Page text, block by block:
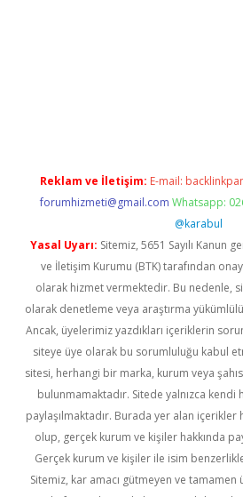
Reklam ve İletişim: E-mail:
forumhizmeti@gmail.com Whatsapp:
@karabul
Yasal Uyarı: Sitemiz, 5651 Sayılı Kanun
ve İletişim Kurumu (BTK) tarafından
olarak hizmet vermektedir. Bu nedenle,
olarak denetleme veya araştırma
Ancak, üyelerimiz yazdıkları içeriklerin
siteye üye olarak bu sorumluluğu kabul
sitesi, herhangi bir marka, kurum veya
bulunmamaktadır. Sitede yalnızca kendi
paylaşılmaktadır. Burada yer alan içerikler
olup, gerçek kurum ve kişiler hakkında
Gerçek kurum ve kişiler ile isim
Sitemiz, kar amacı gütmeyen ve